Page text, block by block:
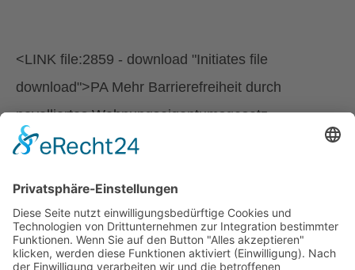
<LINK file:2859 - download "Initiates file
download">PA Mehr Barrierefreiheit durch
novelliertes Wohnungseigentumsgesetz
möglich</link>